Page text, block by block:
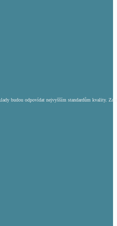
budou odpovídat nejvyšším standardům kvality.